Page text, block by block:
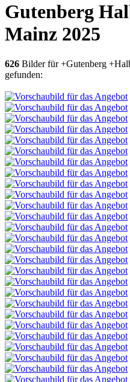
Gutenberg
Mainz 2025
626 Bilder für +Gutenberg
gefunden: